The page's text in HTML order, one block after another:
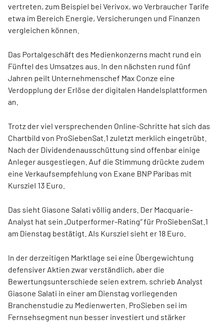
vertreten, zum Beispiel bei Verivox, wo Verbraucher Tarife
etwa im Bereich Energie, Versicherungen und Finanzen
vergleichen können.
Das Portalgeschäft des Medienkonzerns macht rund ein
Fünftel des Umsatzes aus. In den nächsten rund fünf
Jahren peilt Unternehmenschef Max Conze eine
Verdopplung der Erlöse der digitalen Handelsplattformen
an.
Trotz der viel versprechenden Online-Schritte hat sich das
Chartbild von ProSiebenSat.1 zuletzt merklich eingetrübt.
Nach der Dividendenausschüttung sind offenbar einige
Anleger ausgestiegen. Auf die Stimmung drückte zudem
eine Verkaufsempfehlung von Exane BNP Paribas mit
Kursziel 13 Euro.
Das sieht Giasone Salati völlig anders. Der Macquarie-
Analyst hat sein „Outperformer-Rating“ für ProSiebenSat.1
am Dienstag bestätigt. Als Kursziel sieht er 18 Euro.
In der derzeitigen Marktlage sei eine Übergewichtung
defensiver Aktien zwar verständlich, aber die
Bewertungsunterschiede seien extrem, schrieb Analyst
Giasone Salati in einer am Dienstag vorliegenden
Branchenstudie zu Medienwerten. ProSieben sei im
Fernsehsegment nun besser investiert und stärker